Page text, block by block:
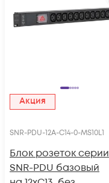
Акция
SNR-PDU-12A-C14-0-MS10L1
Блок розеток серии
SNR-PDU базовый